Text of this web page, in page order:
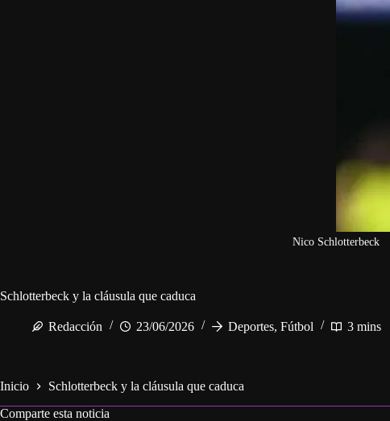
Nico Schlotterbeck
Schlotterbeck y la cláusula que caduca
Redacción 23/06/2026 Deportes, Fútbol 3 mins
Inicio
Schlotterbeck y la cláusula que caduca
Comparte esta noticia